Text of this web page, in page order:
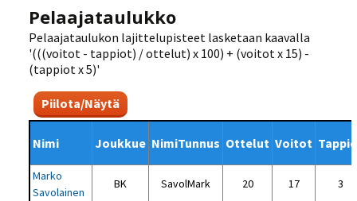
Pelaajataulukko
Pelaajataulukon lajittelupisteet lasketaan kaavalla
'(((voitot - tappiot) / ottelut) x 100) + (voitot x 15) -
(tappiot x 5)'
Piilota/Näytä
Nimi Joukkue NimiTunnus Ottelut Voitot
Marko
Savolainen
BK SavolMark 20 17 3